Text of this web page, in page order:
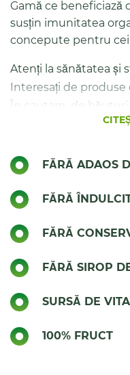
Gamă ce beneficiază
susțin imunitatea
concepute pentru cei
Atenți la sănătatea și
Interesați de
În cautare de băuturi
și pline de vitamine.
vitamine și contribuie
FĂRĂ ADAOS
FĂRĂ
FĂRĂ
FĂRĂ SIROP
SURSĂ DE
100% FRUCT